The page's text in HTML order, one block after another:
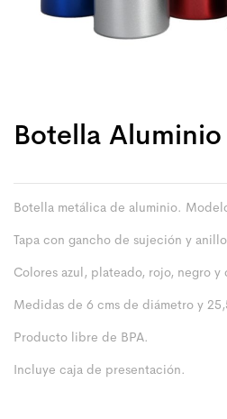
Botella
Botella metálica de aluminio.
Tapa con gancho de sujeción y
Colores azul, plateado, rojo, negro y
Medidas de 6 cms de diámetro y
Producto libre de BPA.
Incluye caja de presentación.